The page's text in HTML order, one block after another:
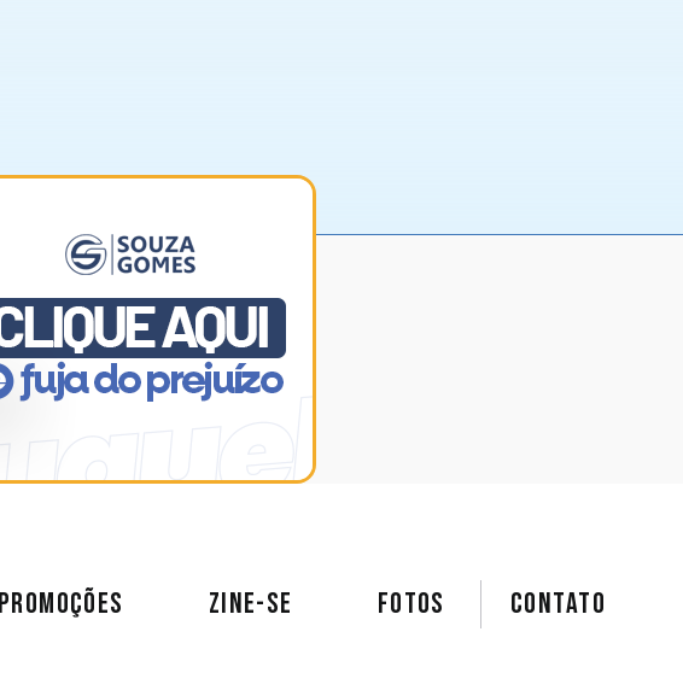
PROMOÇÕES ZINE-SE FOTOS Contato